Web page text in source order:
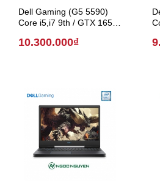
Dell Gaming (G5 5590)
Core i5,i7 9th / GTX 1650
10.300.000₫